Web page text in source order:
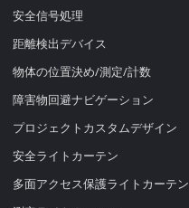
安全信号処理
距離検出デバイス
物体の位置決め/測定/計数
障害物回避ナビゲーション
プロジェクトカスタムデザイン
安全ライトカーテン
多面アクセス保護ライトカーテン